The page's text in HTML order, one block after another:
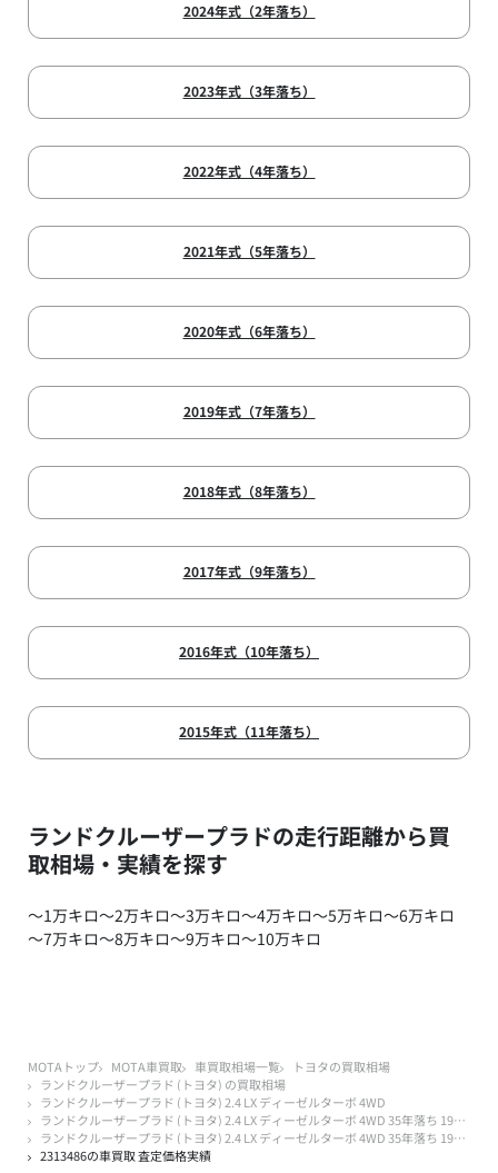
2024年式（2年落ち）
2023年式（3年落ち）
2022年式（4年落ち）
2021年式（5年落ち）
2020年式（6年落ち）
2019年式（7年落ち）
2018年式（8年落ち）
2017年式（9年落ち）
2016年式（10年落ち）
2015年式（11年落ち）
ランドクルーザープラドの走行距離から買
取相場・実績を探す
～1万キロ～2万キロ～3万キロ～4万キロ～5万キロ～6万キロ
～7万キロ～8万キロ～9万キロ～10万キロ
MOTAトップ MOTA車買取 車買取相場一覧
トヨタの買取相場
ランドクルーザープラド (トヨタ) の買取相場
ランドクルーザープラド (トヨタ) 2.4 LX ディーゼルターボ 4WD
ランドクルーザープラド (トヨタ) 2.4 LX ディーゼルターボ 4WD 35年落ち 1991年式
ランドクルーザープラド (トヨタ) 2.4 LX ディーゼルターボ 4WD 35年落ち 1991年式 7万キロ以下
2313486の車買取 査定価格実績